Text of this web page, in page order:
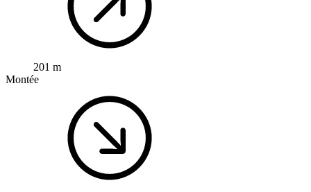
201 m
Montée